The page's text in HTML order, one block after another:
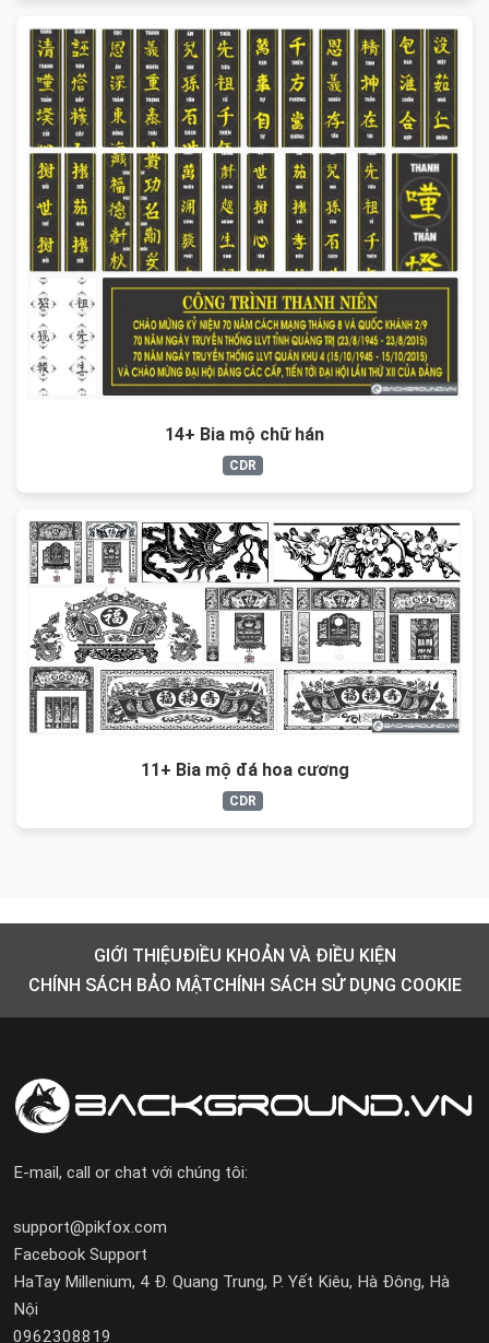
14+ Bia mộ chữ hán
CDR
11+ Bia mộ đá hoa cương
CDR
GIỚI THIỆUĐIỀU KHOẢN VÀ ĐIỀU KIỆN
CHÍNH SÁCH BẢO MẬTCHÍNH SÁCH SỬ DỤNG COOKIE
E-mail, call or chat với chúng tôi:
support@pikfox.com
Facebook Support
HaTay Millenium, 4 Đ. Quang Trung, P. Yết Kiêu, Hà Đông, Hà
Nội
0962308819